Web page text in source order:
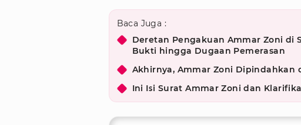
Baca Juga :
Deretan Pengakuan Ammar Zoni di
Bukti hingga Dugaan Pemerasan
Akhirnya, Ammar Zoni Dipindahkan
Ini Isi Surat Ammar Zoni dan